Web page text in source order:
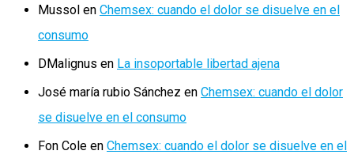
Mussol en Chemsex: cuando el dolor se disuelve en el
consumo
DMalignus en La insoportable libertad ajena
José maría rubio Sánchez en Chemsex: cuando el dolor
se disuelve en el consumo
Fon Cole en Chemsex: cuando el dolor se disuelve en el